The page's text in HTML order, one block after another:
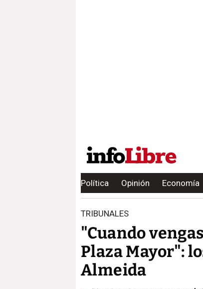
Política Opinión Economía
TRIBUNALES
"Cuando
Plaza Mayor":
Almeida